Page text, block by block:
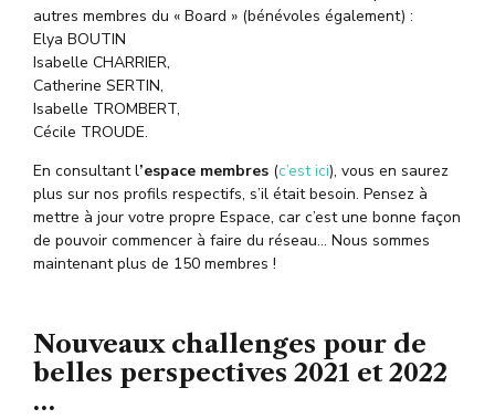
autres membres du « Board » (bénévoles également) :
Elya BOUTIN
Isabelle CHARRIER,
Catherine SERTIN,
Isabelle TROMBERT,
Cécile TROUDE.
En consultant l’espace membres (c’est ici), vous en saurez
plus sur nos profils respectifs, s’il était besoin. Pensez à
mettre à jour votre propre Espace, car c’est une bonne façon
de pouvoir commencer à faire du réseau… Nous sommes
maintenant plus de 150 membres !
Nouveaux challenges pour de
belles perspectives 2021 et 2022
…